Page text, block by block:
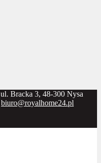
ul. Bracka 3, 48-300 Nysa
biuro@royalhome24.pl